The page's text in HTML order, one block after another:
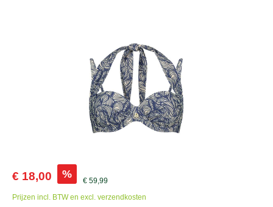
€ 18,00 %
€ 59,99
Prijzen incl. BTW en excl. verzendkosten